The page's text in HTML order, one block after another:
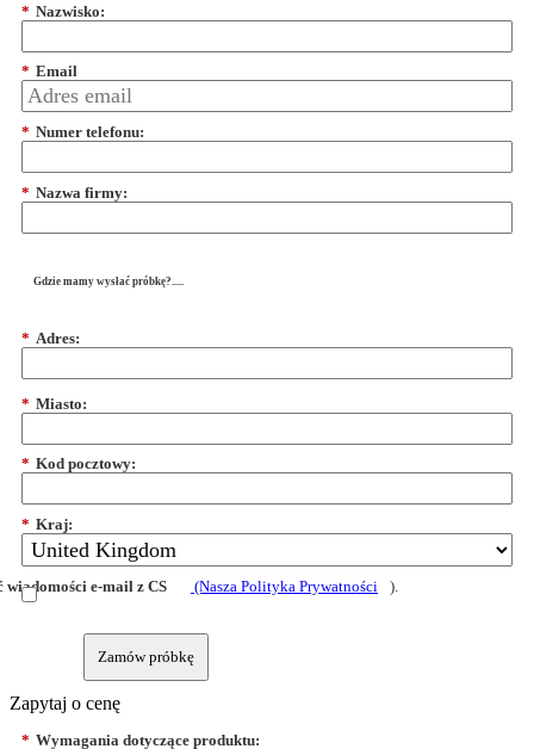
* Nazwisko:
* Email
* Numer telefonu:
* Nazwa firmy:
Gdzie mamy wysłać próbkę?.....
* Adres:
* Miasto:
* Kod pocztowy:
* Kraj:
e-mail z CS (Nasza Polityka Prywatności ).
Zamów próbkę
Zapytaj o cenę
* Wymagania dotyczące produktu: